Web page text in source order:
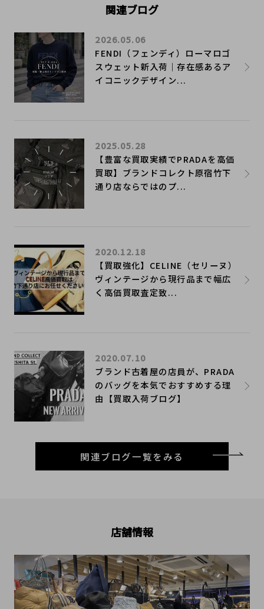
関連ブログ
FENDI（フェンディ）ローマロゴ
スウェット新入荷｜存在感あるア
イコニックデザイン...
2026.05.06
【豊富な買取実績でPRADAを高価
買取】ブランドコレクト原宿竹下
通り店ならではのプ...
2025.05.28
【買取強化】CELINE（セリーヌ）
ヴィンテージから現行品まで幅広
く高価買取査定致...
2020.12.18
ブランド古着屋の店員が、PRADA
のバッグを本気でおすすめする理
由【買取入荷ブログ】
2020.07.10
関連ブログ一覧をみる
店舗情報